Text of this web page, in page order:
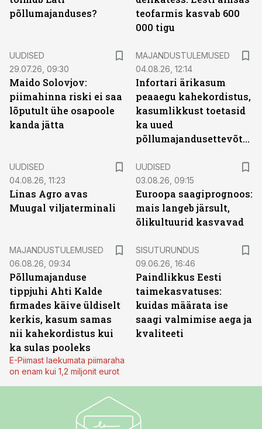
põllumajanduses?
teofarmis kasvab 600
000 tigu
UUDISED
29.07.26, 09:30
Maido Solovjov:
piimahinna riski ei saa
lõputult ühe osapoole
kanda jätta
MAJANDUSTULEMUSED
04.08.26, 12:14
Infortari ärikasum
peaaegu kahekordistus,
kasumlikkust toetasid
ka uued
põllumajandusettevõtted
UUDISED
04.08.26, 11:23
Linas Agro avas
Muugal viljaterminali
UUDISED
03.08.26, 09:15
Euroopa saagiprognoos:
mais langeb järsult,
õlikultuurid kasvavad
MAJANDUSTULEMUSED
06.08.26, 09:34
Põllumajanduse
tippjuhi Ahti Kalde
firmades käive üldiselt
kerkis, kasum samas
nii kahekordistus kui
ka sulas pooleks
E-Piimast laekumata piimaraha
on enam kui 1,2 miljonit eurot
SISUTURUNDUS
09.06.26, 16:46
Paindlikkus Eesti
taimekasvatuses:
kuidas määrata ise
saagi valmimise aega ja
kvaliteeti